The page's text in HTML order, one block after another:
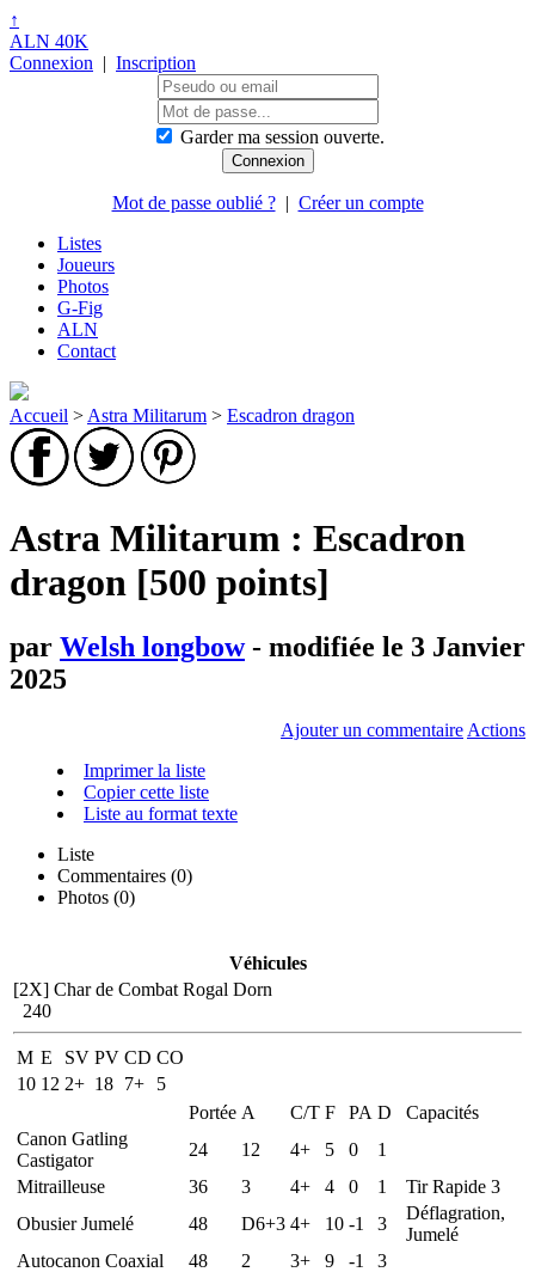
↑
ALN 40K
Connexion | Inscription
Garder ma session ouverte.
Mot de passe oublié ?| Créer un compte
Listes
Joueurs
Photos
G-Fig
ALN
Contact
Accueil > Astra Militarum > Escadron dragon
Astra Militarum : Escadron
dragon [500 points]
par Welsh longbow- modifiée le 3 Janvier
2025
Ajouter un commentaire Actions
Imprimer la liste
Copier cette liste
Liste au format texte
Liste
Commentaires (0)
Photos (0)
Véhicules
[2X] Char de Combat Rogal Dorn
240
M E SV PV CD CO
10 12 2+ 18 7+
5
Portée A C/T F PA D
Capacités
Canon Gatling
Castigator
24 12 4+ 5 0
1
Mitrailleuse
36 3 4+ 4 0 1
Tir Rapide 3
Obusier Jumelé
48 D6+3 4+ 10 -1 3
Déflagration,
Jumelé
Autocanon Coaxial
48 2 3+ 9 -1
3